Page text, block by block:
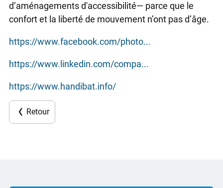
d’aménagements d'accessibilité— parce que le
confort et la liberté de mouvement n’ont pas d’âge.
https://www.facebook.com/photo...
https://www.linkedin.com/compa...
https://www.handibat.info/
Retour